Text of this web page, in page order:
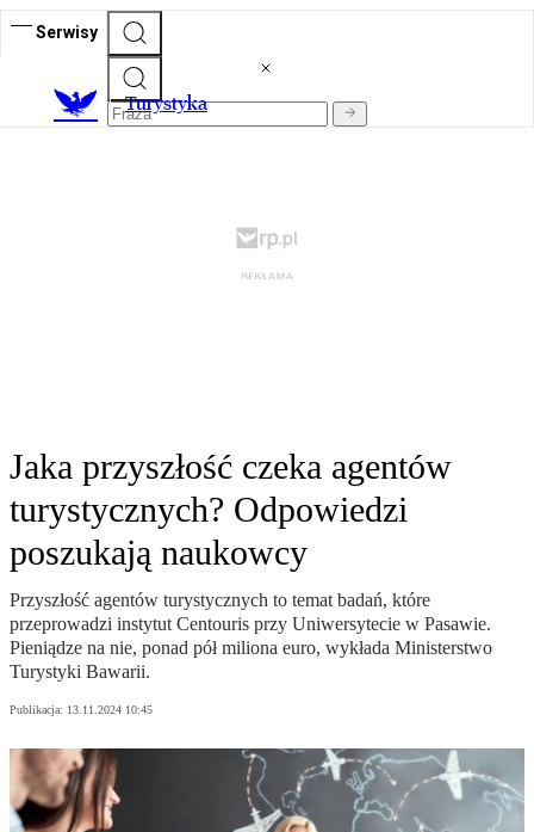
Serwisy
Turystyka
Jaka przyszłość czeka agentów
turystycznych? Odpowiedzi
poszukają naukowcy
Przyszłość agentów turystycznych to temat badań, które
przeprowadzi instytut Centouris przy Uniwersytecie w Pasawie.
Pieniądze na nie, ponad pół miliona euro, wykłada Ministerstwo
Turystyki Bawarii.
Publikacja: 13.11.2024 10:45